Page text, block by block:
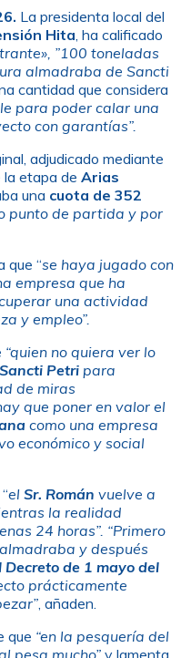
La presidenta local del
Hita , ha calificado
”100 toneladas
almadraba de Sancti
cantidad que considera
para poder calar una
con garantías”.
adjudicado mediante
etapa de Arias
una cuota de 352
punto de partida y por
que “se haya jugado con
empresa que ha
una actividad
y empleo”.
“quien no quiera ver lo
Petri para
de miras
que poner en valor el
como una empresa
económico y social
, “el Sr. Román vuelve a
la realidad
24 horas”. “Primero
y después
Decreto de 1 mayo del
prácticamente
, añaden.
que “en la pesquería del
pesa mucho”y lamenta